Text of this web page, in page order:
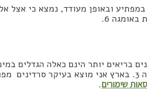
באומגה 6.
בריאים יותר הינם כאלה הגדלים
ל
שימורים.